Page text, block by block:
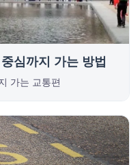
심까지 가는 방법
가는 교통편